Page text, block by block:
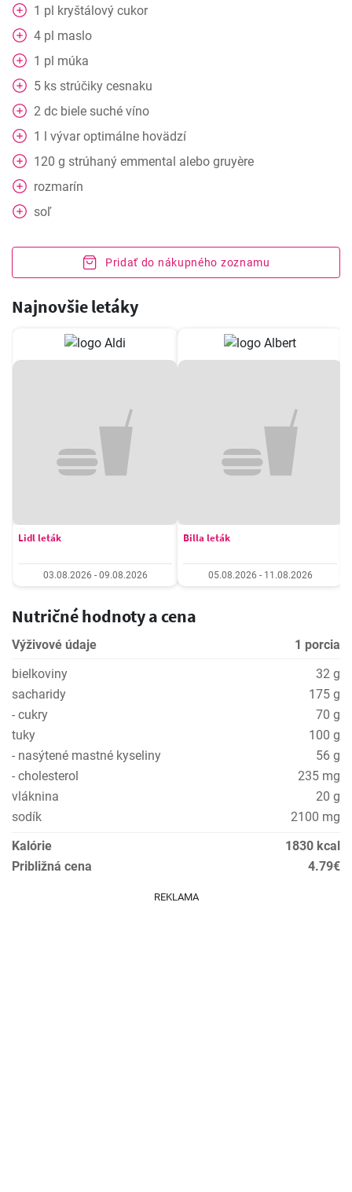
1 pl kryštálový cukor
4 pl maslo
1 pl múka
5 ks strúčiky cesnaku
2 dc biele suché víno
1 l vývar optimálne hovädzí
120 g strúhaný emmental alebo gruyère
rozmarín
soľ
Pridať do nákupného zoznamu
Najnovšie letáky
Lidl leták
03.08.2026 - 09.08.2026
Billa leták
05.08.2026 - 11.08.2026
Nutričné hodnoty a cena
Výživové údaje
1 porcia
bielkoviny
32 g
sacharidy
175 g
- cukry
70 g
tuky
100 g
- nasýtené mastné kyseliny
56 g
- cholesterol
235 mg
vláknina
20 g
sodík
2100 mg
Kalórie
1830 kcal
Približná cena
4.79€
REKLAMA